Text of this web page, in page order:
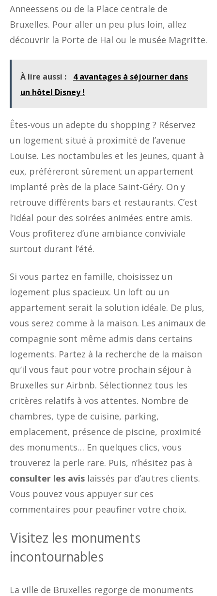
Anneessens ou de la Place centrale de
Bruxelles. Pour aller un peu plus loin, allez
découvrir la Porte de Hal ou le musée Magritte.
À lire aussi :
4 avantages à séjourner dans
un hôtel Disney !
Êtes-vous un adepte du shopping ? Réservez
un logement situé à proximité de l’avenue
Louise. Les noctambules et les jeunes, quant à
eux, préféreront sûrement un appartement
implanté près de la place Saint-Géry. On y
retrouve différents bars et restaurants. C’est
l’idéal pour des soirées animées entre amis.
Vous profiterez d’une ambiance conviviale
surtout durant l’été.
Si vous partez en famille, choisissez un
logement plus spacieux. Un loft ou un
appartement serait la solution idéale. De plus,
vous serez comme à la maison. Les animaux de
compagnie sont même admis dans certains
logements. Partez à la recherche de la maison
qu’il vous faut pour votre prochain séjour à
Bruxelles sur Airbnb. Sélectionnez tous les
critères relatifs à vos attentes. Nombre de
chambres, type de cuisine, parking,
emplacement, présence de piscine, proximité
des monuments… En quelques clics, vous
trouverez la perle rare. Puis, n’hésitez pas à
consulter les avis laissés par d’autres clients.
Vous pouvez vous appuyer sur ces
commentaires pour peaufiner votre choix.
Visitez les monuments
incontournables
La ville de Bruxelles regorge de monuments